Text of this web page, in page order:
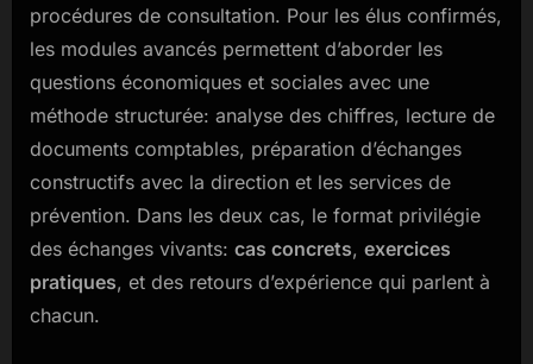
procédures de consultation. Pour les élus confirmés,
les modules avancés permettent d’aborder les
questions économiques et sociales avec une
méthode structurée: analyse des chiffres, lecture de
documents comptables, préparation d’échanges
constructifs avec la direction et les services de
prévention. Dans les deux cas, le format privilégie
des échanges vivants: cas concrets, exercices
pratiques, et des retours d’expérience qui parlent à
chacun.